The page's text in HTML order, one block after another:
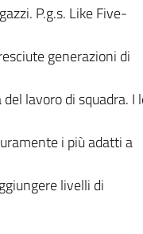
P.g.s. Like Five-
generazioni di
lavoro di squadra. I
i più adatti a
livelli di